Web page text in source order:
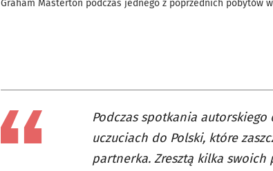
Graham Masterton podczas jednego z poprzednich pobytów
Podczas spotkania
uczuciach do Polski, które
partnerka. Zresztą kilka swoich